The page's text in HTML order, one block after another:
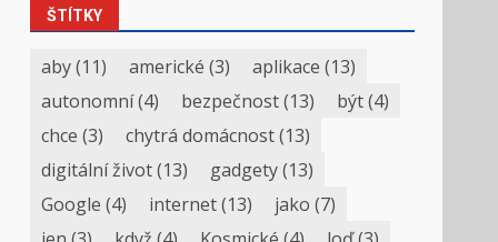
ŠTÍTKY
aby(11) americké (3) aplikace (13)
autonomní(4) bezpečnost(13) být(4)
chce (3) chytrá domácnost(13)
digitální život(13) gadgety(13)
Google (4) internet(13) jako (7)